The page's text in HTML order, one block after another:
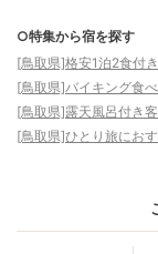
○特集から宿を探す
[鳥取県]格安1泊2食付
[鳥取県]バイキング食
[鳥取県]露天風呂付き
[鳥取県]ひとり旅にお